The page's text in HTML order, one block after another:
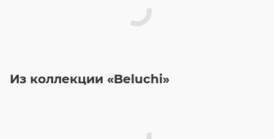
Из коллекции «Beluchi»